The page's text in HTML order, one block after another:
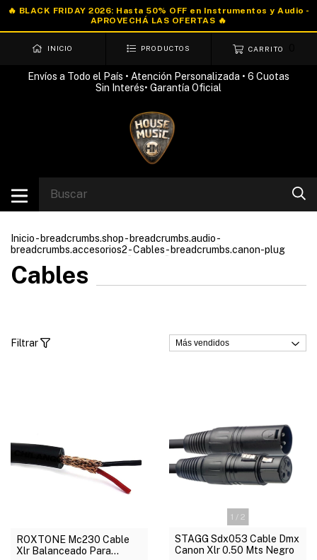
INICIO PRODUCTOS CARRITO
Envíos a Todo el País • Atención Personalizada • 6 Cuotas
Sin Interés• Garantía Oficial
Inicio- breadcrumbs.shop- breadcrumbs.audio-
breadcrumbs.accesorios2-Cables- breadcrumbs.canon-plug
Cables
Filtrar
ROXTONE Mc230 Cable
Xlr Balanceado Para
1 / 2
STAGG Sdx053 Cable Dmx
Canon Xlr 0.50 Mts Negro